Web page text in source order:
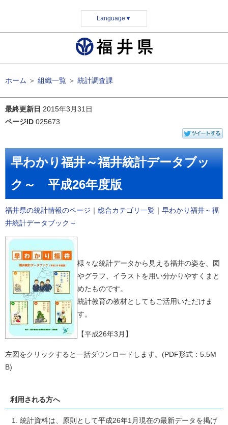
Language ▼
ホーム ＞ 組織一覧 ＞ 統計調査課
最終更新日 2015年3月31日
ページID 025673
早わかり福井～福井統計データブッ
ク～ 平成26年度版
福井県の統計情報のページ ｜ 総合カテゴリ一覧 ｜ 早わかり福井～福
井統計データブック～
様々な統計データから見える福井の姿を、図
やグラフ、イラストを用い分かりやすくまと
めたものです。
統計教育の教材としてもご活用いただけま
す。
【平成26年3月】
左図をクリックすると一括ダウンロードします。(PDF形式：5.5M
B)
利用される方へ
統計資料は、原則として平成26年1月現在の最新データを掲げ